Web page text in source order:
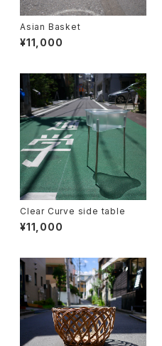
Asian Basket
¥11,000
Clear Curve side table
¥11,000